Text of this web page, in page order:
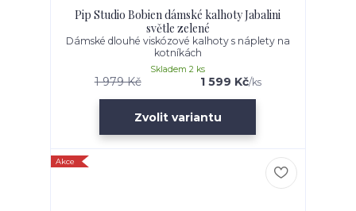
Pip Studio Bobien dámské kalhoty Jabalini
světle zelené
Dámské dlouhé viskózové kalhoty s náplety na
kotníkách
1 979 Kč 1 599 Kč/ks
Skladem 2 ks
Zvolit variantu
Akce